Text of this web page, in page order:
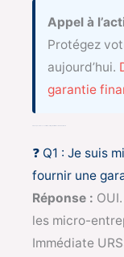
Appel à
Protégez
aujourd’hui.
garantie
❓ Q1 : Je suis
fournir une
Réponse :
les micro-
Immédiate